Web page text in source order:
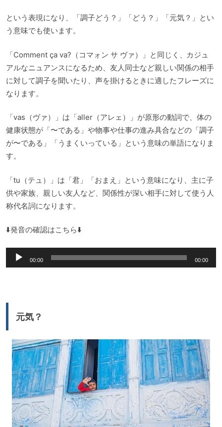
という表現になり、「調子どう？」「どう？」「元気？」とい
う意味でも使います。
「Comment ça va?（コマォン サ ヴァ）」と同じく、カジュ
アルなニュアンスになるため、友人同士など親しい関係の相手
に対して調子を聞いたり、声を掛けるときに適したフレーズに
なります。
「vas（ヴァ）」は「aller（アレェ）」が原形の動詞で、体の
健康状態が「〜である」や物事や仕事の進み具合などの「調子
が〜である」「うまくいっている」という意味の単語になりま
す。
「tu（テュ）」は「君」「おまえ」という意味になり、主に子
供や家族、親しい友人など、関係性が深い相手に対して使う人
称代名詞になります。
⬇️発音の確認はこちら⬇️
声
ー
00:00 00:00
元気？